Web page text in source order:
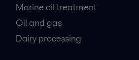
Marine oil treatment
Oil and gas
Dairy processing